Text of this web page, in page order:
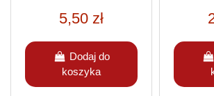
5,50 zł
Dodaj do
koszyka